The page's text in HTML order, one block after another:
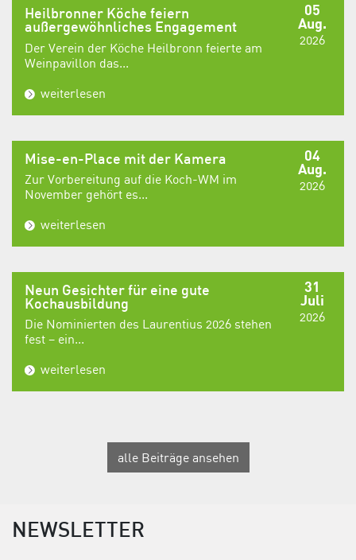
05
Aug.
2026
Heilbronner Köche feiern
außergewöhnliches Engagement
Der Verein der Köche Heilbronn feierte am
Weinpavillon das...
weiterlesen
04
Aug.
2026
Mise-en-Place mit der Kamera
Zur Vorbereitung auf die Koch-WM im
November gehört es...
weiterlesen
31
Juli
2026
Neun Gesichter für eine gute
Kochausbildung
Die Nominierten des Laurentius 2026 stehen
fest – ein...
weiterlesen
alle Beiträge ansehen
NEWSLETTER